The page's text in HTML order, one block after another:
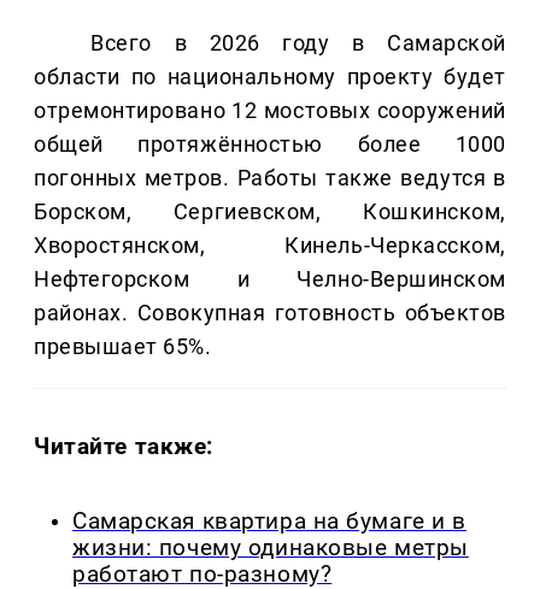
Всего в 2026 году в Самарской
области по национальному проекту будет
отремонтировано 12 мостовых сооружений
общей протяжённостью более 1000
погонных метров. Работы также ведутся в
Борском, Сергиевском, Кошкинском,
Хворостянском, Кинель-Черкасском,
Нефтегорском и Челно-Вершинском
районах. Совокупная готовность объектов
превышает 65%.
Читайте также:
Самарская квартира на бумаге и в
жизни: почему одинаковые метры
работают по-разному?